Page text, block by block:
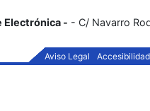
Electrónica - - C/ Navarro
Aviso Legal Accesibilidad